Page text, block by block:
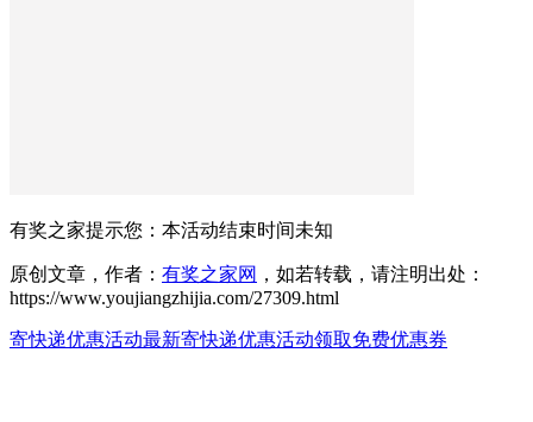
有奖之家提示您： 本活动结束时间未知
原创文章，作者： 有奖之家网 ，如若转载，请注明出处：
https://www.youjiangzhijia.com/27309.html
寄快递优惠活动最新寄快递优惠活动领取免费优惠券